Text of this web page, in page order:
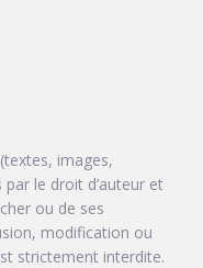
images,
le droit d’auteur et
ou de ses
modification ou
strictement interdite.